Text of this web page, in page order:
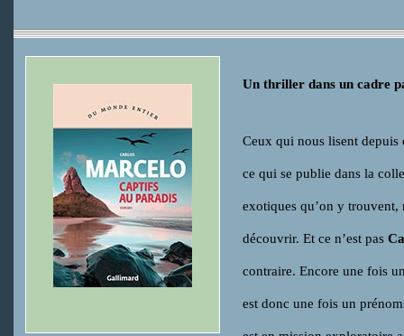
Un thriller dans un cadre
Ceux qui nous lisent depuis
ce qui se publie dans la
exotiques qu’on y trouvent,
découvrir. Et ce n’est pas
contraire. Encore une fois
est donc une fois un